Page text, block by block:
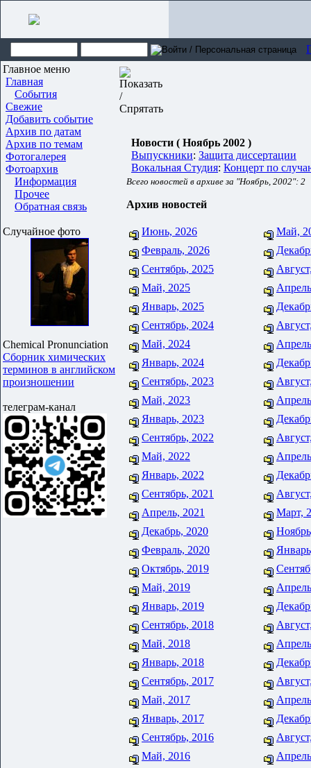
Главное меню
Главная
События
Свежие
Добавить событие
Архив по датам
Архив по темам
Фотогалерея
Фотоархив
Информация
Прочее
Обратная связь
Случайное фото
Chemical Pronunciation
Сборник химических
терминов в английском
произношении
телеграм-канал
Новости ( Ноябрь 2002 )
Выпускники: Защита диссертации
Вокальная Студия: Концерт по
Всего новостей в архиве за "Ноябрь, 2002": 2
Архив новостей
Июнь, 2026
Май,
Февраль, 2026
Сентябрь, 2025
Май, 2025
Январь, 2025
Сентябрь, 2024
Май, 2024
Январь, 2024
Сентябрь, 2023
Май, 2023
Январь, 2023
Сентябрь, 2022
Май, 2022
Январь, 2022
Сентябрь, 2021
Апрель, 2021
Март,
Декабрь, 2020
Февраль, 2020
Октябрь, 2019
Май, 2019
Январь, 2019
Сентябрь, 2018
Май, 2018
Январь, 2018
Сентябрь, 2017
Май, 2017
Январь, 2017
Сентябрь, 2016
Май, 2016